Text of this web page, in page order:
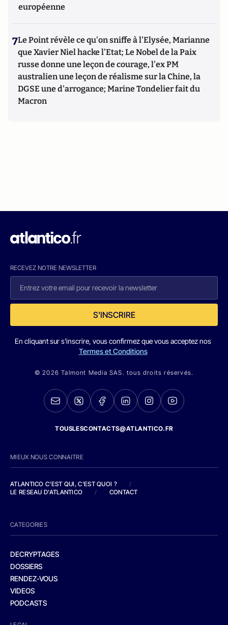
européenne
7Le Point révèle ce qu'on sniffe à l'Elysée, Marianne
que Xavier Niel hacke l'Etat; Le Nobel de la Paix
russe donne une leçon de courage, l'ex PM
australien une leçon de réalisme sur la Chine, la
DGSE une d'arrogance; Marine Tondelier fait du
Macron
RECEVEZ NOTRE NEWSLETTER
S'INSCRIRE
En cliquant sur s'inscrire, vous confirmez que vous acceptez nos
Termes et Conditions
© 2026 Talmont Media SAS. tous droits réservés.
TOUSLESCONTACTS@ATLANTICO.FR
MIEUX NOUS CONNAITRE
ATLANTICO C'EST QUI, C'EST QUOI ?
/
LE RESEAU D'ATLANTICO
/ CONTACT
CATEGORIES
DECRYPTAGES
DOSSIERS
RENDEZ-VOUS
VIDEOS
PODCASTS